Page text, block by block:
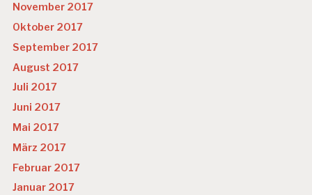
November 2017
Oktober 2017
September 2017
August 2017
Juli 2017
Juni 2017
Mai 2017
März 2017
Februar 2017
Januar 2017